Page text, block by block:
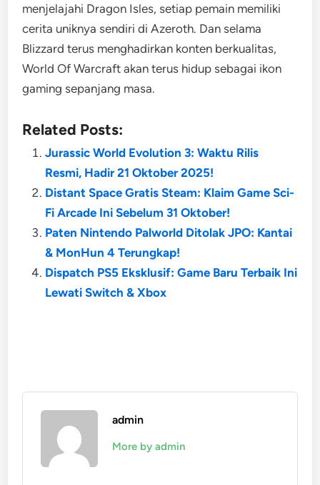
menjelajahi Dragon Isles, setiap pemain memiliki
cerita uniknya sendiri di Azeroth. Dan selama
Blizzard terus menghadirkan konten berkualitas,
World Of Warcraft akan terus hidup sebagai ikon
gaming sepanjang masa.
Related Posts:
Jurassic World Evolution 3: Waktu Rilis
Resmi, Hadir 21 Oktober 2025!
Distant Space Gratis Steam: Klaim Game Sci-
Fi Arcade Ini Sebelum 31 Oktober!
Paten Nintendo Palworld Ditolak JPO: Kantai
& MonHun 4 Terungkap!
Dispatch PS5 Eksklusif: Game Baru Terbaik Ini
Lewati Switch & Xbox
admin
More by admin